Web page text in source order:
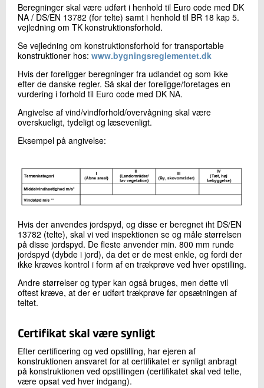
Beregninger skal være udført i henhold til Euro code med DK
NA / DS/EN 13782 (for telte) samt i henhold til BR 18 kap 5.
vejledning om TK konstruktionsforhold.
Se vejledning om konstruktionsforhold for transportable
konstruktioner hos: www.bygningsreglementet.dk
Hvis der foreligger beregninger fra udlandet og som ikke
efter de danske regler. Så skal der foreligge/foretages en
vurdering i forhold til Euro code med DK NA.
Angivelse af vind/vindforhold/overvågning skal være
overskueligt, tydeligt og læsevenligt.
Eksempel på angivelse:
Hvis der anvendes jordspyd, og disse er beregnet iht DS/EN
13782 (telte), skal vi ved inspektionen se og måle størrelsen
på disse jordspyd. De fleste anvender min. 800 mm runde
jordspyd (dybde i jord), da det er de mest enkle, og fordi der
ikke kræves kontrol i form af en trækprøve ved hver opstilling.
Andre størrelser og typer kan også bruges, men dette vil
oftest kræve, at der er udført trækprøve før opsætningen af
teltet.
Certifikat skal være synligt
Efter certificering og ved opstilling, har ejeren af
konstruktionen ansvaret for at certifikatet er synligt anbragt
på konstruktionen ved opstillingen (certifikatet skal ved telte,
være opsat ved hver indgang).